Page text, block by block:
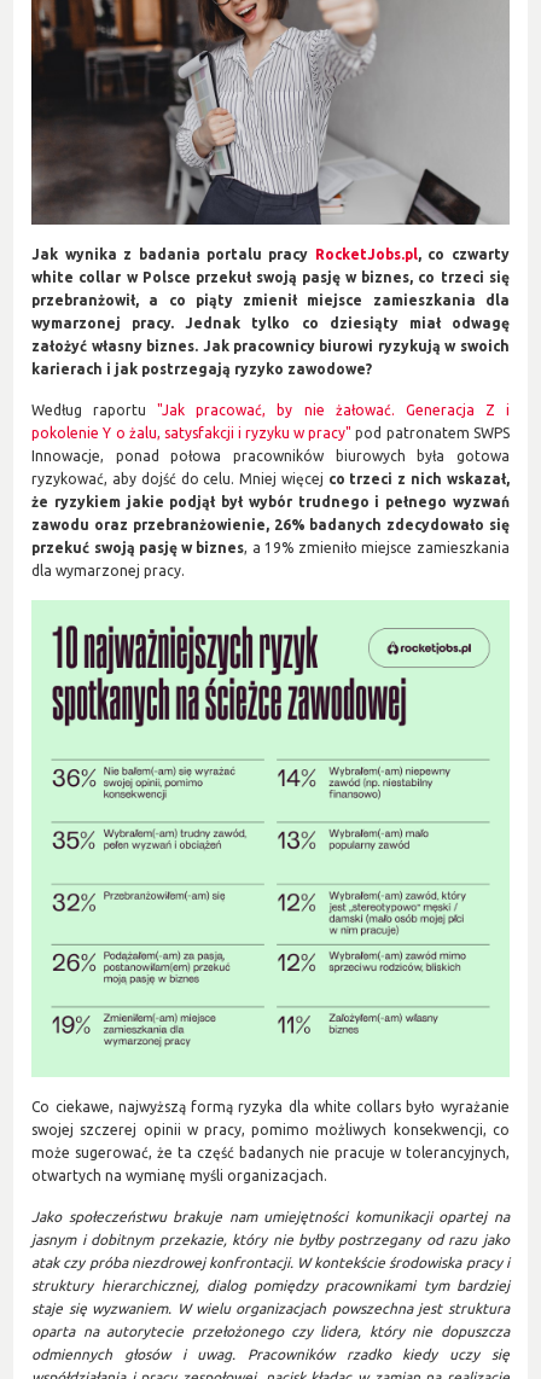
Jak wynika z badania portalu pracy RocketJobs.pl, co czwarty
white collar w Polsce przekuł swoją pasję w biznes, co trzeci się
przebranżowił, a co piąty zmienił miejsce zamieszkania dla
wymarzonej pracy. Jednak tylko co dziesiąty miał odwagę
założyć własny biznes. Jak pracownicy biurowi ryzykują w swoich
karierach i jak postrzegają ryzyko zawodowe?
Według raportu"Jak pracować, by nie żałować. Generacja Z i
pokolenie Y o żalu, satysfakcji i ryzyku w pracy" pod patronatem SWPS
Innowacje, ponad połowa pracowników biurowych była gotowa
ryzykować, aby dojść do celu. Mniej więcej co trzeci z nich wskazał,
że ryzykiem jakie podjął był wybór trudnego i pełnego wyzwań
zawodu oraz przebranżowienie, 26% badanych zdecydowało się
przekuć swoją pasję w biznes, a 19% zmieniło miejsce zamieszkania
dla wymarzonej pracy.
Co ciekawe, najwyższą formą ryzyka dla white collars było wyrażanie
swojej szczerej opinii w pracy, pomimo możliwych konsekwencji, co
może sugerować, że ta część badanych nie pracuje w tolerancyjnych,
otwartych na wymianę myśli organizacjach.
Jako społeczeństwu brakuje nam umiejętności komunikacji opartej na
jasnym i dobitnym przekazie, który nie byłby postrzegany od razu jako
atak czy próba niezdrowej konfrontacji. W kontekście środowiska pracy i
struktury hierarchicznej, dialog pomiędzy pracownikami tym bardziej
staje się wyzwaniem. W wielu organizacjach powszechna jest struktura
oparta na autorytecie przełożonego czy lidera, który nie dopuszcza
odmiennych głosów i uwag. Pracowników rzadko kiedy uczy się